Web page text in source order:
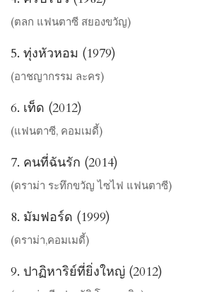
(ตลก แฟนตาซี สยองขวัญ)
5. ทุ่งหัวหอม (1979)
(อาชญากรรม ละคร)
6. เท็ด (2012)
(แฟนตาซี, คอมเมดี้)
7. คนที่ฉันรัก (2014)
(ดราม่า ระทึกขวัญ ไซไฟ แฟนตาซี)
8. มัมฟอร์ด (1999)
(ดราม่า,คอมเมดี้)
9. ปาฏิหาริย์ที่ยิ่งใหญ่ (2012)